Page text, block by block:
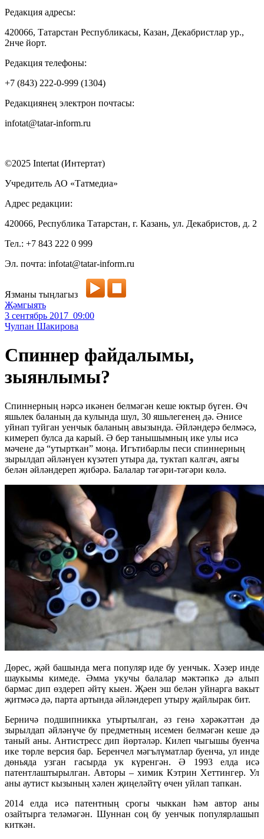
Редакция адресы:
420066, Татарстан Республикасы, Казан, Декабристлар ур.,
2нче йорт.
Редакция телефоны:
+7 (843) 222-0-999 (1304)
Редакциянең электрон почтасы:
infotat@tatar-inform.ru
©2025 Intertat (Интертат)
Учредитель АО «Татмедиа»
Адрес редакции:
420066, Республика Татарстан, г. Казань, ул. Декабристов, д. 2
Тел.: +7 843 222 0 999
Эл. почта: infotat@tatar-inform.ru
Язманы тыңлагыз
Җәмгыять
3 сентябрь 2017 09:00
Чулпан Шакирова
Спиннер файдалымы,
зыянлымы?
Спиннерның нәрсә икәнен белмәгән кеше юктыр бүген. Өч
яшьлек баланың да кулында шул, 30 яшьлегенең дә. Әнисе
уйнап туйган уенчык баланың авызында. Әйләндерә белмәсә,
кимереп булса да карый. Ә бер танышымның ике улы исә
мәчене дә “утырткан” моңа. Игътибарлы песи спиннерның
зырылдап әйләнүен күзәтеп утыра да, туктап калгач, аягы
белән әйләндереп җибәрә. Балалар тәгәри-тәгәри көлә.
Дөрес, җәй башында мега популяр иде бу уенчык. Хәзер инде
шаукымы кимеде. Әмма укучы балалар мәктәпкә дә алып
бармас дип өздереп әйтү кыен. Җәен эш белән уйнарга вакыт
җитмәсә дә, парта артында әйләндереп утыру җайлырак бит.
Берничә подшипникка утыртылган, әз генә хәрәкәттән дә
зырылдап әйләнүче бу предметның исемен белмәгән кеше дә
таный аны. Антистресс дип йөртәләр. Килеп чыгышы буенча
ике төрле версия бар. Беренчел мәгълүматлар буенча, ул инде
дөньяда узган гасырда ук күренгән. Ә 1993 елда исә
патентлаштырылган. Авторы – химик Кэтрин Хеттингер. Ул
аны аутист кызының хәлен җиңеләйтү өчен уйлап тапкан.
2014 елда исә патентның срогы чыккан һәм автор аны
озайтырга теләмәгән. Шуннан соң бу уенчык популярлашып
киткән.